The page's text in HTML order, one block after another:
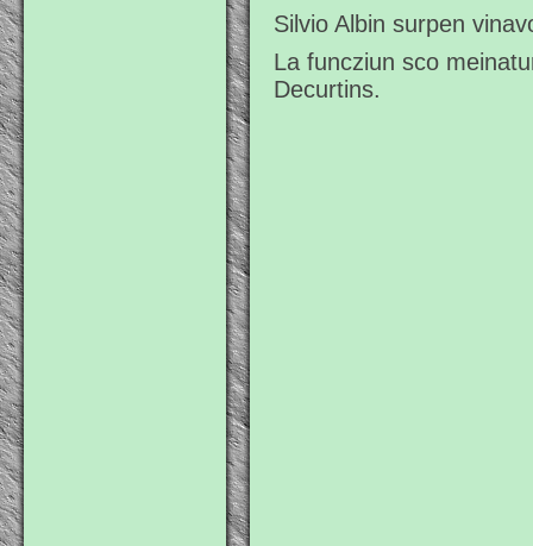
Silvio Albin surpen
La funcziun sco
Decurtins.